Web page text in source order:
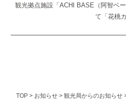
観光拠点施設「ACHI BASE（阿智ベ
て「花桃
TOP> お知らせ> 観光局からのお知らせ